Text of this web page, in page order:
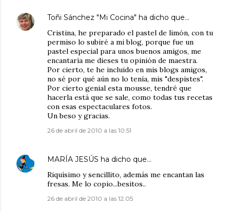
Toñi Sánchez "Mi Cocina" ha dicho que…
Cristina, he preparado el pastel de limón, con tu
permiso lo subiré a mi blog, porque fue un
pastel especial para unos buenos amigos, me
encantaría me dieses tu opinión de maestra.
Por cierto, te he incluido en mis blogs amigos,
no sé por qué aún no lo tenía, mis "despistes".
Por cierto genial esta mousse, tendré que
hacerla está que se sale, como todas tus recetas
con esas espectaculares fotos.
Un beso y gracias.
26 de abril de 2010 a las 10:51
MARÍA JESÚS ha dicho que…
Riquísimo y sencillito, además me encantan las
fresas. Me lo copio...besitos..
26 de abril de 2010 a las 12:05